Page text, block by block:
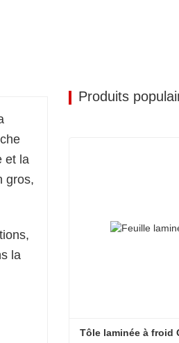
et la
gros,
la
Produits
Tôle laminée à froid